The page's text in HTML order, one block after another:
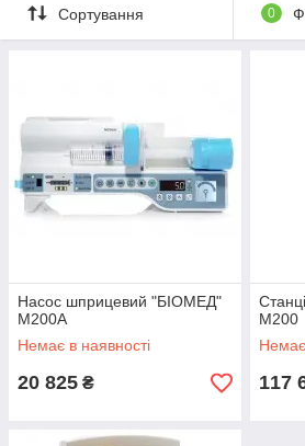
Сортування 0
Насос шприцевий "БІОМЕД"
M200A
Немає в наявності
20 825 ₴
M200
Немає
117